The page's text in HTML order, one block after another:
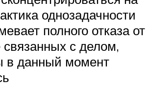
однозадачности
полного отказа от
с делом,
в данный момент